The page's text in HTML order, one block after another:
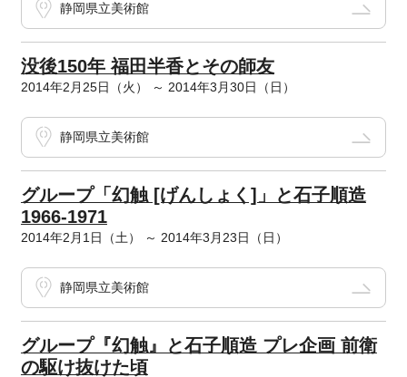
静岡県立美術館
没後150年 福田半香とその師友
2014年2月25日（火） ～ 2014年3月30日（日）
静岡県立美術館
グループ「幻触 [げんしょく]」と石子順造
1966-1971
2014年2月1日（土） ～ 2014年3月23日（日）
静岡県立美術館
グループ『幻触』と石子順造 プレ企画 前衛
の駆け抜けた頃